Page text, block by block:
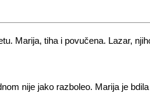
Marija, tiha i povučena. Lazar,
nije jako razboleo. Marija je